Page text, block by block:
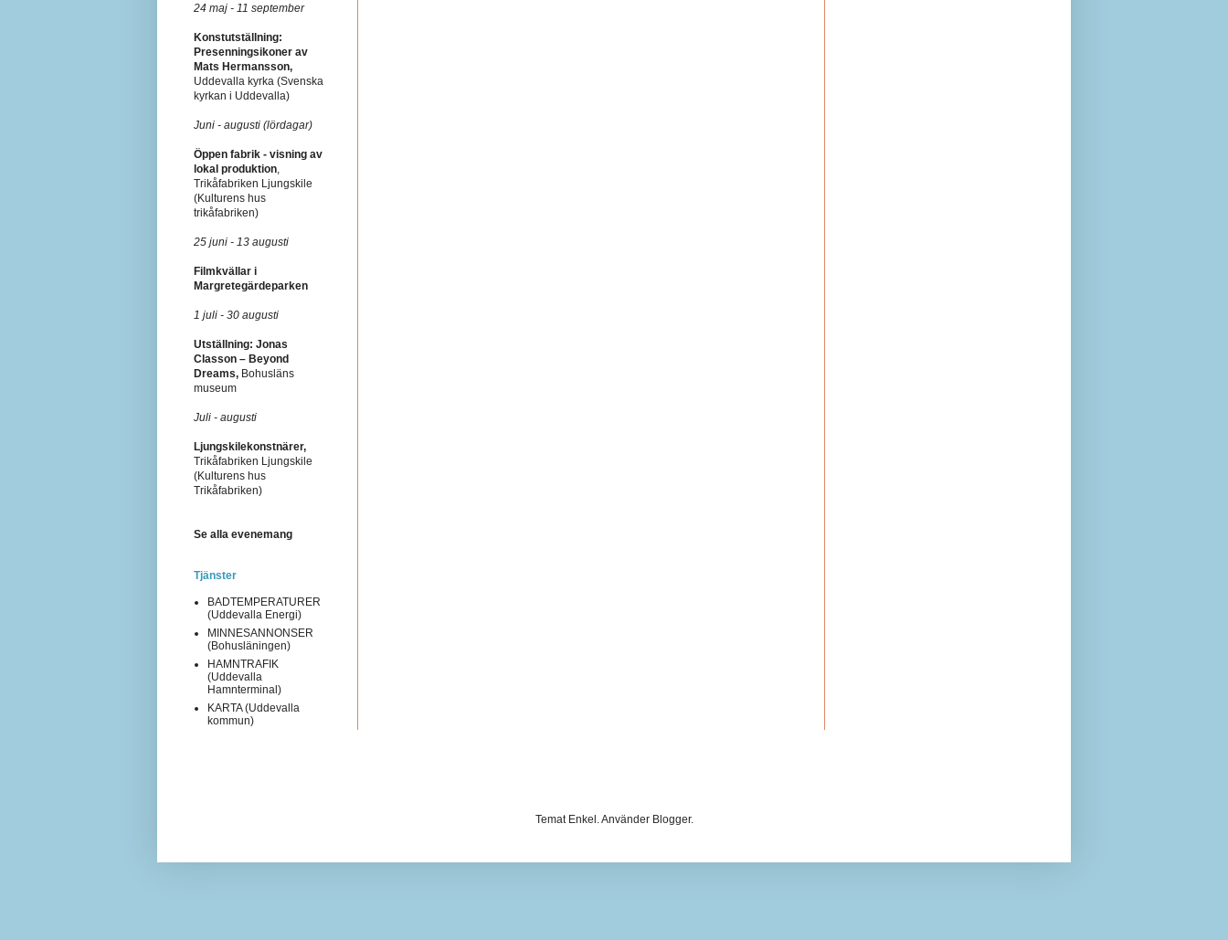
24 maj - 11 september
Konstutställning:
Presenningsikoner av
Mats Hermansson,
Uddevalla kyrka (Svenska
kyrkan i Uddevalla)
Juni - augusti (lördagar)
Öppen fabrik - visning av
lokal produktion
Trikåfabriken Ljungskile
(Kulturens hus
trikåfabriken)
25 juni - 13 augusti
Filmkvällar i
Margretegärdeparken
1 juli - 30 augusti
Utställning: Jonas
Classon – Beyond
Dreams, Bohusläns
museum
Juli - augusti
Ljungskilekonstnärer,
Trikåfabriken Ljungskile
(Kulturens hus
Trikåfabriken)
Se alla evenemang
Tjänster
BADTEMPERATURER
(Uddevalla Energi)
MINNESANNONSER
(Bohusläningen)
HAMNTRAFIK
(Uddevalla
Hamnterminal)
KARTA (Uddevalla
kommun)
Temat Enkel. Använder Blogger.